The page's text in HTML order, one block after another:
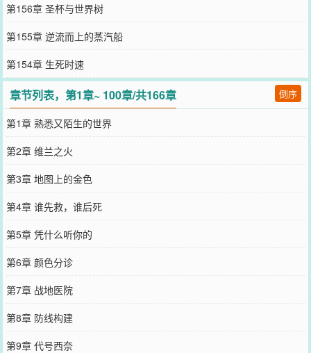
第156章 圣杯与世界树
第155章 逆流而上的蒸汽船
第154章 生死时速
章节列表，第1章~ 100章/共166章 倒序
第1章 熟悉又陌生的世界
第2章 维兰之火
第3章 地图上的金色
第4章 谁先救，谁后死
第5章 凭什么听你的
第6章 颜色分诊
第7章 战地医院
第8章 防线构建
第9章 代号西奈